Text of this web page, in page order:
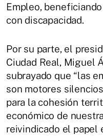
Empleo,
con discapacidad.
Por su parte, el
Ciudad Real, Miguel
subrayado que “las
son motores
para la cohesión
económico de
reivindicado el papel